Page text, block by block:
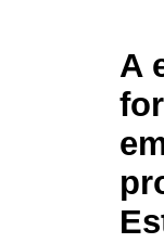
A